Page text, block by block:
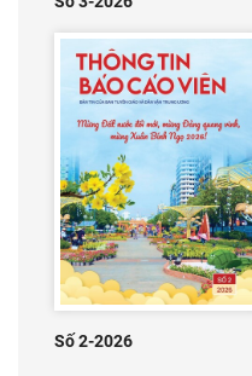
Số 2-2026